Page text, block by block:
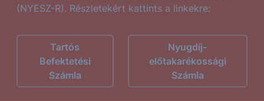
(NYESZ-R). Részletekért kattints a linkekre:
Tartós
Befektetési
Számla
Nyugdíj-
előtakarékossági
Számla